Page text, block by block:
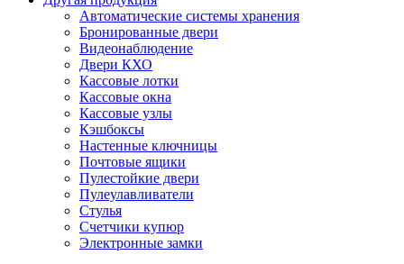
Автоматические системы хранения
Бронированные двери
Видеонаблюдение
Двери КХО
Кассовые лотки
Кассовые окна
Кассовые узлы
Кэшбоксы
Настенные ключницы
Почтовые ящики
Пулестойкие двери
Пулеулавливатели
Стулья
Счетчики купюр
Электронные замки